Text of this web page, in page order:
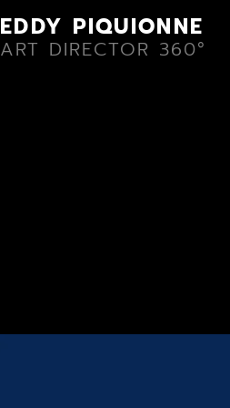
EDDY PIQUIONNE
ART DIRECTOR 360°